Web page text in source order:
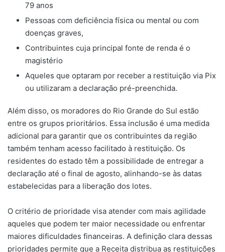
79 anos
Pessoas com deficiência física ou mental ou com
doenças graves,
Contribuintes cuja principal fonte de renda é o
magistério
Aqueles que optaram por receber a restituição via Pix
ou utilizaram a declaração pré-preenchida.
Além disso, os moradores do Rio Grande do Sul estão
entre os grupos prioritários. Essa inclusão é uma medida
adicional para garantir que os contribuintes da região
também tenham acesso facilitado à restituição. Os
residentes do estado têm a possibilidade de entregar a
declaração até o final de agosto, alinhando-se às datas
estabelecidas para a liberação dos lotes.
O critério de prioridade visa atender com mais agilidade
aqueles que podem ter maior necessidade ou enfrentar
maiores dificuldades financeiras. A definição clara dessas
prioridades permite que a Receita distribua as restituições